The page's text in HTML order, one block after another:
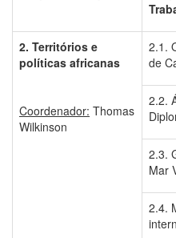
2. Territórios e
políticas africanas
Coordenador: Thomas
Wilkinson
2.1.
de
2.2.
2.3.
Mar
2.4.